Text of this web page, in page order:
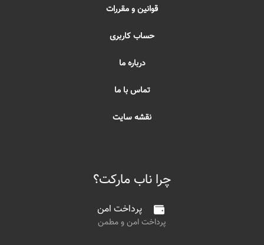
قوانین و مقررات
حساب کاربری
درباره ما
تماس با ما
نقشه سایت
چرا ناب مارکت؟
پرداخت امن
پرداخت امن و مطمن